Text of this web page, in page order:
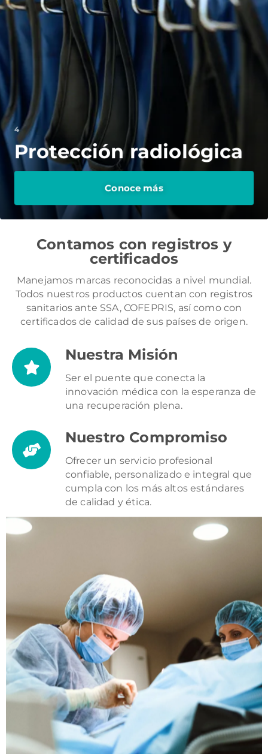
4
Protección radiológica
Conoce más
Contamos con registros y
certificados
Manejamos marcas reconocidas a nivel mundial.
Todos nuestros productos cuentan con registros
sanitarios ante SSA, COFEPRIS, así como con
certificados de calidad de sus países de origen.
Nuestra Misión
Ser el puente que conecta la
innovación médica con la esperanza de
una recuperación plena.
Nuestro Compromiso
Ofrecer un servicio profesional
confiable, personalizado e integral que
cumpla con los más altos estándares
de calidad y ética.